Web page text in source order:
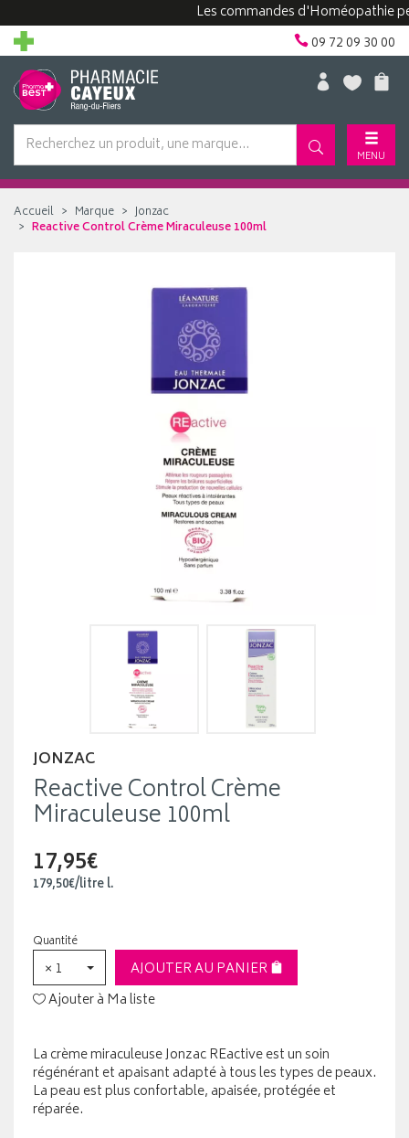
Les commandes d'Homéopathie
09 72 09 30 00
MENU
Accueil Marque
Jonzac
Reactive Control Crème Miraculeuse 100ml
JONZAC
Reactive Control Crème
Miraculeuse 100ml
17,95€
179,50€/litrel.
Quantité
× 1
AJOUTER AU PANIER
Ajouter à Ma liste
La crème miraculeuse Jonzac REactive est un soin
régénérant et apaisant adapté à tous les types de peaux.
La peau est plus confortable, apaisée, protégée et
réparée.